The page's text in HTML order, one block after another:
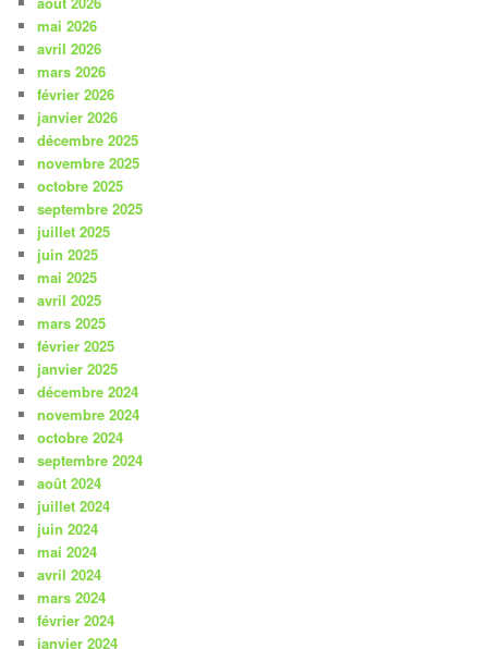
mai 2026
avril 2026
mars 2026
février 2026
janvier 2026
décembre 2025
novembre 2025
octobre 2025
septembre 2025
juillet 2025
juin 2025
mai 2025
avril 2025
mars 2025
février 2025
janvier 2025
décembre 2024
novembre 2024
octobre 2024
septembre 2024
août 2024
juillet 2024
juin 2024
mai 2024
avril 2024
mars 2024
février 2024
janvier 2024